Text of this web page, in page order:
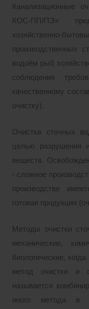
Канализационные
КОС-ПП/ПЭ»
хозяйственно-
производственных
водоём рыб
соблюдения
качественному
очистку).
Очистка сточных
целью разрушения
веществ.
- сложное
производстве
готовая продукция
Методы очистки
механические,
биологические,
метод очистки и
называется
иного метода в